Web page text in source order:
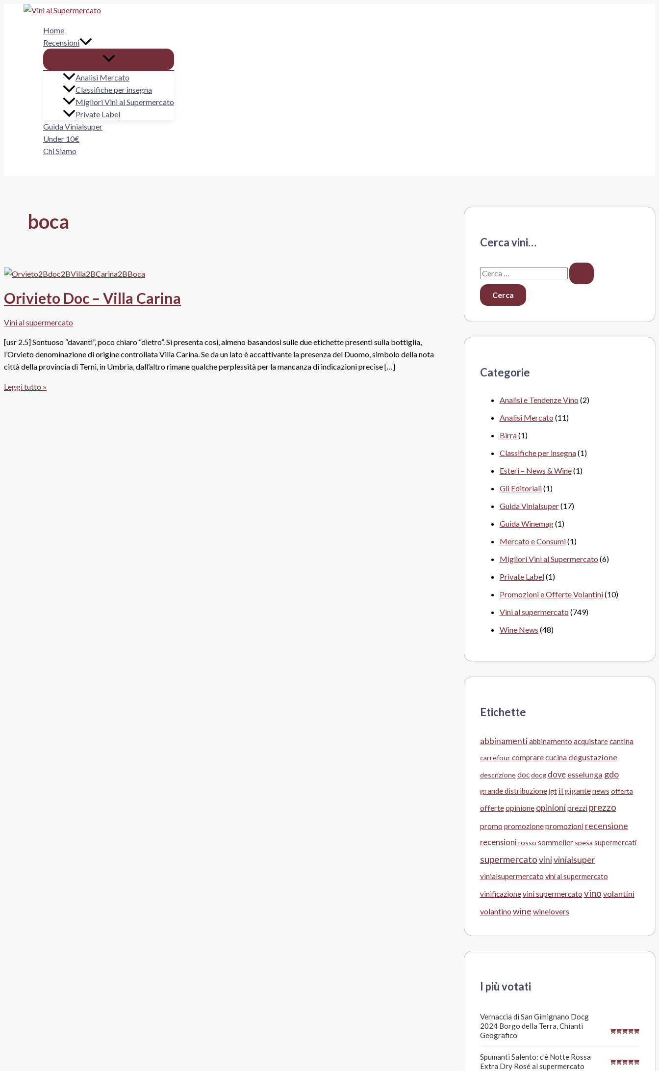
Home
Recensioni
Analisi Mercato
Classifiche per insegna
Migliori Vini al Supermercato
Private Label
Guida Vinialsuper
Under 10€
Chi Siamo
boca
Orivieto Doc – Villa Carina
Vini al supermercato
[usr 2.5] Sontuoso “davanti”, poco chiaro “dietro”. Si presenta così, almeno basandosi sulle due etichette presenti sulla bottiglia,
l’Orvieto denominazione di origine controllata Villa Carina. Se da un lato è accattivante la presenza del Duomo, simbolo della nota
città della provincia di Terni, in Umbria, dall’altro rimane qualche perplessità per la mancanza di indicazioni precise […]
Orivieto
Leggi tutto »
Cerca vini…
C
e
r
Categorie
Analisi e Tendenze Vino (2)
Analisi Mercato (11)
Birra(1)
Classifiche per insegna(1)
Esteri – News & Wine(1)
Gli Editoriali(1)
Guida Vinialsuper(17)
Guida Winemag(1)
Mercato e Consumi(1)
Migliori Vini al Supermercato (6)
Private Label(1)
Promozioni e Offerte Volantini(10)
Vini al supermercato (749)
Wine News (48)
Etichette
abbinamentiabbinamento acquistarecantina
carrefour comprarecucina degustazione
descrizionedocdocg dove esselunga gdo
grande distribuzioneigt il gigantenews offerta
offerteopinione opinioniprezzi prezzo
promo promozionepromozioni recensione
recensioni rosso sommelier spesa supermercati
supermercatovinivinialsuper
vinialsupermercato vini al supermercato
vinificazionevini supermercato vino volantini
volantino wine winelovers
I più votati
Vernaccia di San Gimignano Docg
2024 Borgo della Terra, Chianti
Geografico
Spumanti Salento: c’è Notte Rossa
Extra Dry Rosé al supermercato